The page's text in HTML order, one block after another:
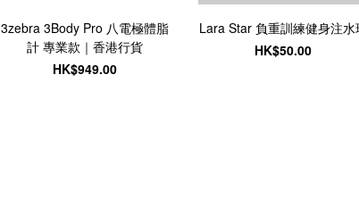
3zebra 3Body Pro 八電極體脂
計 專業款｜香港行貨
HK$949.00
Lara Star 負重訓練健身注水
HK$50.00